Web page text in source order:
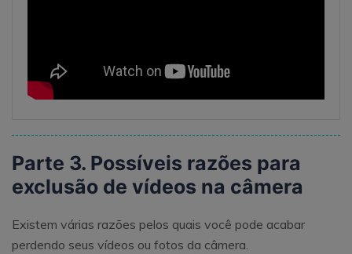
Parte 3. Possíveis razões para
exclusão de vídeos na câmera
Existem várias razões pelos quais você pode acabar
perdendo seus vídeos ou fotos da câmera.